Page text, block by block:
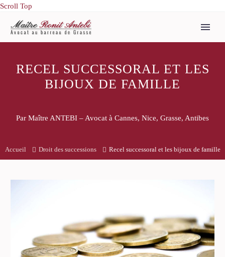
Scroll Top
RECEL SUCCESSORAL ET LES
BIJOUX DE FAMILLE
Par Maître ANTEBI – Avocat à Cannes, Nice, Grasse, Antibes
Accueil Droit des successions Recel successoral et les bijoux de famille